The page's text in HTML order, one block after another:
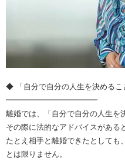
◆ 「自分で自分の人生を決めるこ
━━━━━━━━━━━━
離婚では、「自分で自分の人生を
その際に法的なアドバイスがある
たとえ相手と離婚できたとしても
とは限りません。